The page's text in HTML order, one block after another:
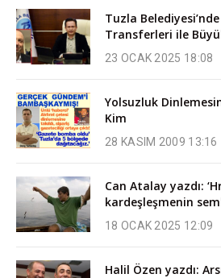
Tuzla
Transferleri ile
23 OCAK 2025 18:08
Yolsuzluk
Kim
28 KASIM 2009 13:16
Can Atalay yazdı:
kardeşleşmenin
18 OCAK 2025 12:09
Halil Özen yazdı: